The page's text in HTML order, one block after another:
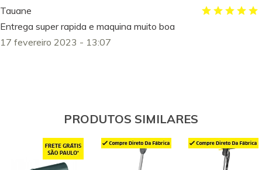
Tauane
Entrega super rapida e maquina muito boa
17 fevereiro 2023 - 13:07
PRODUTOS SIMILARES